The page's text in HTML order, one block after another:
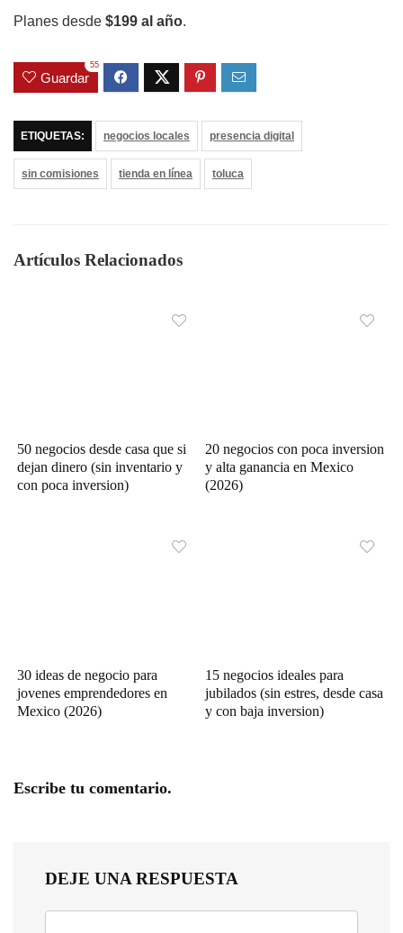
Planes desde $199 al año.
Guardar
55
ETIQUETAS: negocios locales presencia digital
sin comisiones tienda en línea toluca
Artículos Relacionados
50 negocios desde casa que si
dejan dinero (sin inventario y
con poca inversion)
20 negocios con poca inversion
y alta ganancia en Mexico
(2026)
30 ideas de negocio para
jovenes emprendedores en
Mexico (2026)
15 negocios ideales para
jubilados (sin estres, desde casa
y con baja inversion)
Escribe tu comentario.
DEJE UNA RESPUESTA